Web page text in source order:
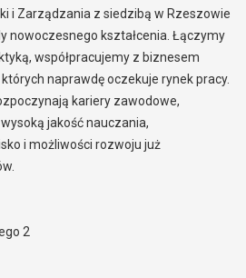
i Zarządzania z siedzibą w Rzeszowie
nowoczesnego kształcenia. Łączymy
współpracujemy z biznesem
naprawdę oczekuje rynek pracy.
kariery zawodowe,
jakość nauczania,
i możliwości rozwoju już
2